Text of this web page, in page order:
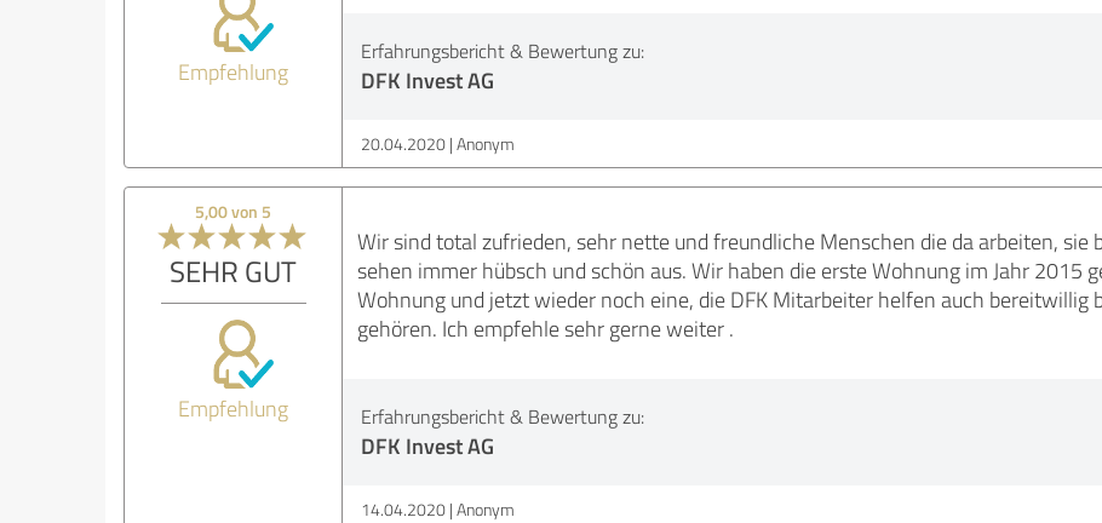
Empfehlung
Erfahrungsbericht & Bewertung zu:
DFK Invest AG
20.04.2020 Anonym
5,00 von 5
SEHR GUT
Empfehlung
Wir sind total zufrieden, sehr nette und freundliche Menschen die da arbeiten, sie
sehen immer hübsch und schön aus. Wir haben die erste Wohnung im Jahr 2015
Wohnung und jetzt wieder noch eine, die DFK Mitarbeiter helfen auch bereitwillig
gehören. Ich empfehle sehr gerne weiter .
Erfahrungsbericht & Bewertung zu:
DFK Invest AG
14.04.2020 Anonym